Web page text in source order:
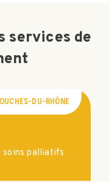
services de
DU-RHÔNE
palliatifs